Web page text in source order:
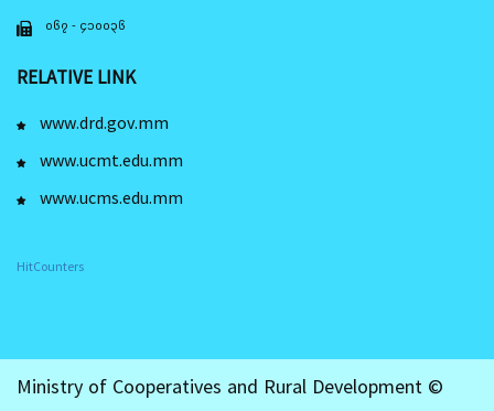
၀၆၇ - ၄၁၀၀၃၆
RELATIVE LINK
www.drd.gov.mm
www.ucmt.edu.mm
www.ucms.edu.mm
HitCounters
Ministry of Cooperatives and Rural Development ©